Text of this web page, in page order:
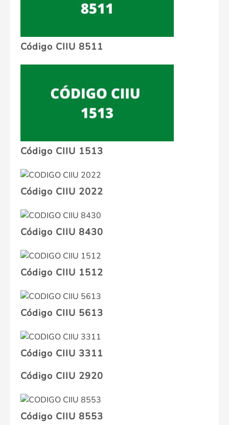
Código CIIU 8511
Código CIIU 1513
Código CIIU 2022
Código CIIU 8430
Código CIIU 1512
Código CIIU 5613
Código CIIU 3311
Código CIIU 2920
Código CIIU 8553